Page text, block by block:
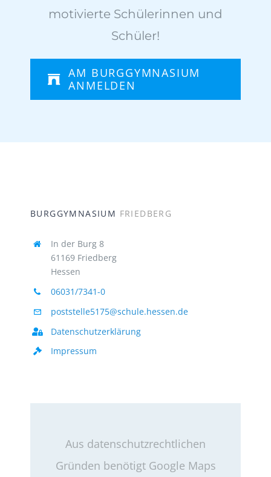
motivierte Schülerinnen und
Schüler!
AM BURGGYMNASIUM
ANMELDEN
BURGGYMNASIUM FRIEDBERG
In der Burg 8
61169 Friedberg
Hessen
06031/7341-0
poststelle5175@schule.hessen.de
Datenschutzerklärung
Impressum
Aus datenschutzrechtlichen
Gründen benötigt Google Maps